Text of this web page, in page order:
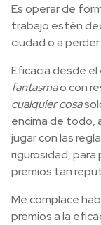
Es operar de
trabajo estén
ciudad o a
Eficacia desde el
fantasmao con
cualquier cosa
encima de todo,
jugar con las
rigurosidad, para
premios tan
Me complace
premios a la